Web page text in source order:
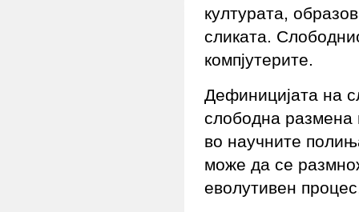
културата,
сликата.
компјутерите.
Дефиницијата на
слободна размена
во научните
може да се
еволутивен